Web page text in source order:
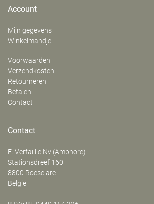
Account
Mijn gegevens
Winkelmandje
Voorwaarden
Verzendkosten
Retourneren
Betalen
Contact
Contact
E. Verfaillie Nv (Amphore)
‍Stationsdreef 160
8800 Roeselare
België